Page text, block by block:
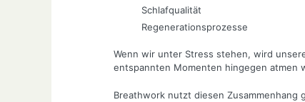
Schlafqualität
Regenerationsprozesse
Wenn wir unter Stress stehen, wird
entspannten Momenten hingegen atmen
Breathwork nutzt diesen